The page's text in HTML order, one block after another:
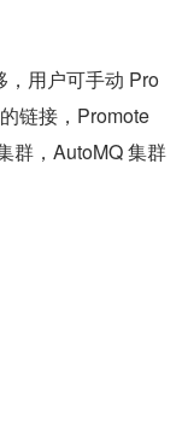
，用户可手动 Pro
链接，Promote
群，AutoMQ 集群